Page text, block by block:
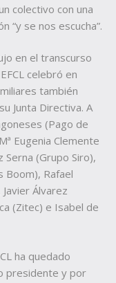
colectivo con una
“y se nos escucha”.
en el transcurso
celebró en
también
Junta Directiva. A
(Pago de
Eugenia Clemente
Serna (Grupo Siro),
Boom), Rafael
Álvarez
(Zitec) e Isabel de
ha quedado
presidente y por